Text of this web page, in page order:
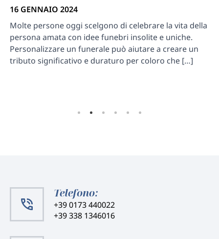
16 GENNAIO 2024
Molte persone oggi scelgono di celebrare la vita della
persona amata con idee funebri insolite e uniche.
Personalizzare un funerale può aiutare a creare un
tributo significativo e duraturo per coloro che […]
Telefono:
+39 0173 440022
+39 338 1346016